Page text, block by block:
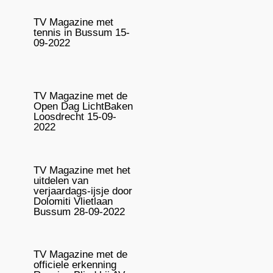
TV Magazine met
tennis in Bussum 15-
09-2022
TV Magazine met de
Open Dag LichtBaken
Loosdrecht 15-09-
2022
TV Magazine met het
uitdelen van
verjaardags-ijsje door
Dolomiti Vlietlaan
Bussum 28-09-2022
TV Magazine met de
officiele erkenning